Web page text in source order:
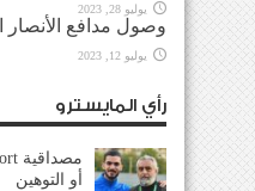
يوليو 28, 2023
وصول مدافع الأنصار
يوليو 12, 2023
رأي المايسترو
أو التوهين